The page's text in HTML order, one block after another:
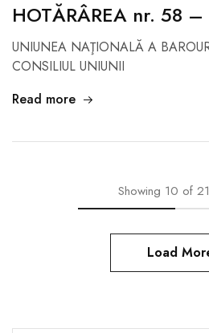
HOTĂRÂREA nr. 58
UNIUNEA NAŢIONALĂ A
CONSILIUL UNIUNII
Read more
Showing 10 of 21
Load